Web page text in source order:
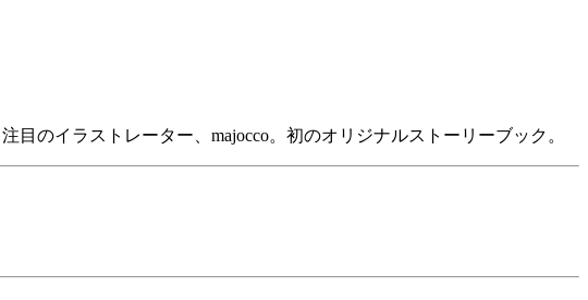
のイラストレーター、majocco。初のオリジナルストーリーブック。